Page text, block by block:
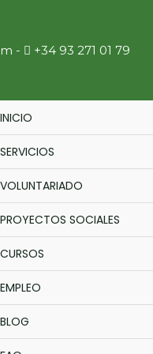
​ - +34 93 271 01 79
INICIO
SERVICIOS
VOLUNTARIADO
PROYECTOS SOCIALES
CURSOS
EMPLEO
BLOG